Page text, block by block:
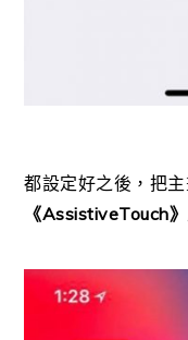
都設定好之後，把
《AssistiveTouch》